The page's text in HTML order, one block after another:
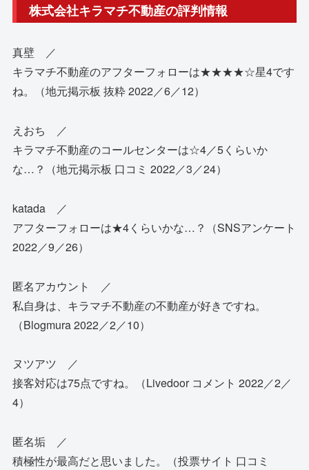
株式会社キラマチ不動産の評判情報
真壁 ／
キラマチ不動産のアフターフォローは★★★★☆星4です
ね。（地元掲示板 抜粋 2022／6／12）
えおち ／
キラマチ不動産のコールセンターは☆4／5くらいか
な…？（地元掲示板 口コミ 2022／3／24）
katada ／
アフターフォローは★4くらいかな…？（SNSアンケート
2022／9／26）
匿名アカウント ／
私自身は、キラマチ不動産の不動産が好きですね。
（Blogmura 2022／2／10）
ヌツアツ ／
接客対応は75点ですね。（Livedoor コメント 2022／2／
4）
匿名垢 ／
積極性が最高だと思いました。（投票サイト 口コミ